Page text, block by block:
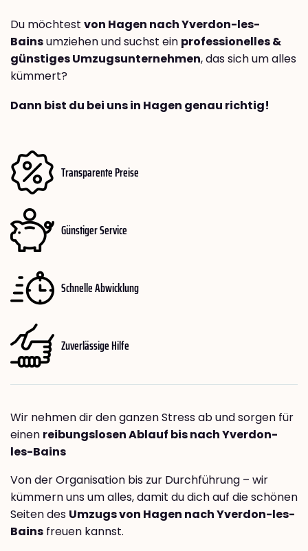
Du möchtest von Hagen nach Yverdon-les-
Bainsumziehen und suchst ein professionelles &
günstiges Umzugsunternehmen, das sich um alles
kümmert?
Dann bist du bei uns in Hagen genau richtig!
Transparente Preise
Günstiger Service
Schnelle Abwicklung
Zuverlässige Hilfe
Wir nehmen dir den ganzen Stress ab und sorgen für
einen reibungslosen Ablauf bis nach Yverdon-
les-Bains
Von der Organisation bis zur Durchführung – wir
kümmern uns um alles, damit du dich auf die schönen
Seiten des Umzugs von Hagen nach Yverdon-les-
Bains freuen kannst.